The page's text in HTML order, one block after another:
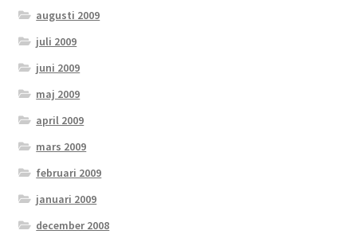
augusti 2009
juli 2009
juni 2009
maj 2009
april 2009
mars 2009
februari 2009
januari 2009
december 2008